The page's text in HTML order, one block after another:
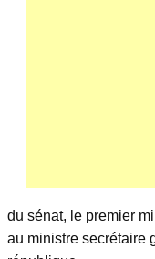
du sénat, le premier
au ministre secrétaire